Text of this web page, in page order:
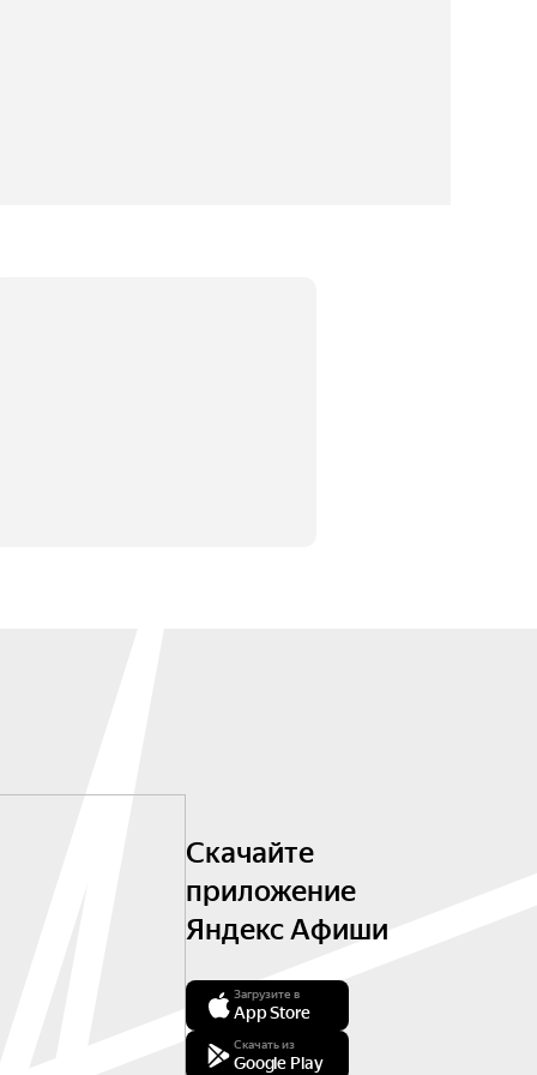
Скачайте
приложение
Яндекс Афиши
Загрузите в
App Store
Скачать из
Google Play